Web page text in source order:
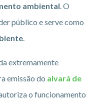
ambiental. O
público e serve como
.
extremamente
emissão do alvará de
o funcionamento